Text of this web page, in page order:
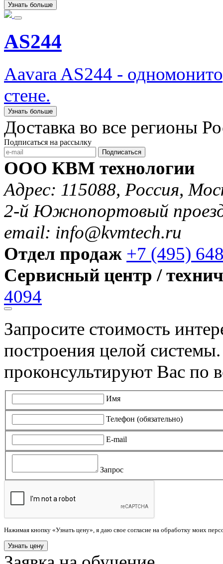
Узнать больше
AS244
Aavara AS244 -
стене.
Узнать больше
Доставка во все регионы
Подписаться на рассылку
Подписаться
ООО КВМ технологии
Адрес: 115088, Россия,
2-й Южнопортовый
email: info@kvmtech.ru
Отдел продаж +7 (495)
Сервисный центр /
4094
Запросите стоимость
построения целой
проконсультируют Вас по
Имя
Телефон (обязательно)
E-mail
Запрос
Нажимая кнопку «Узнать цену», я даю свое согласие на обработку моих